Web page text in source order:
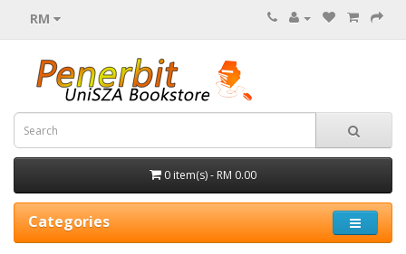
RM
0 item(s) - RM 0.00
Categories